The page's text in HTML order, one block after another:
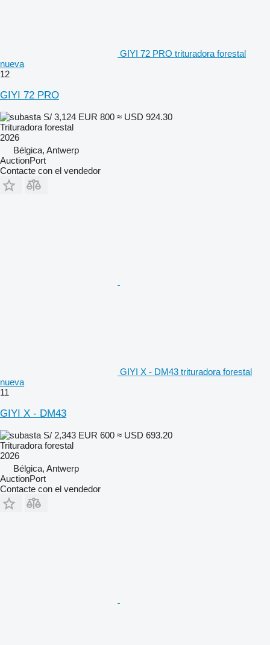
GIYI 72 PRO trituradora forestal
nueva
12
GIYI 72 PRO
S/ 3,124 EUR 800 ≈ USD 924.30
Trituradora forestal
2026
Bélgica, Antwerp
AuctionPort
Contacte con el vendedor
GIYI X - DM43 trituradora forestal
nueva
11
GIYI X - DM43
S/ 2,343 EUR 600 ≈ USD 693.20
Trituradora forestal
2026
Bélgica, Antwerp
AuctionPort
Contacte con el vendedor